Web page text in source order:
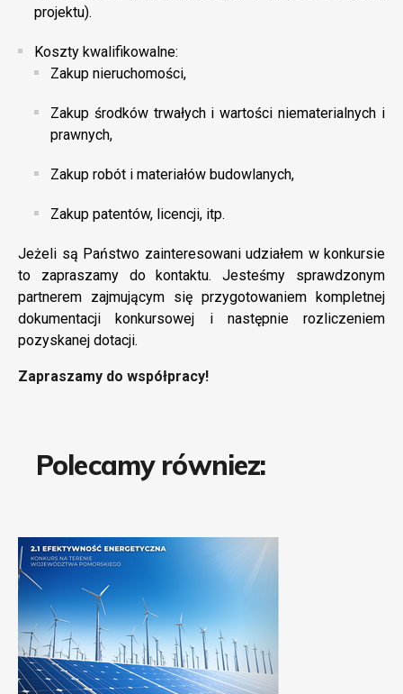
projektu).
Koszty kwalifikowalne:
Zakup nieruchomości,
Zakup środków trwałych i wartości niematerialnych i
prawnych,
Zakup robót i materiałów budowlanych,
Zakup patentów, licencji, itp.
Jeżeli są Państwo zainteresowani udziałem w konkursie
to zapraszamy do kontaktu. Jesteśmy sprawdzonym
partnerem zajmującym się przygotowaniem kompletnej
dokumentacji konkursowej i następnie rozliczeniem
pozyskanej dotacji.
Zapraszamy do współpracy!
Polecamy równiez: